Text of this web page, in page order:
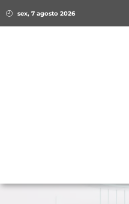
sex, 7 agosto 2026